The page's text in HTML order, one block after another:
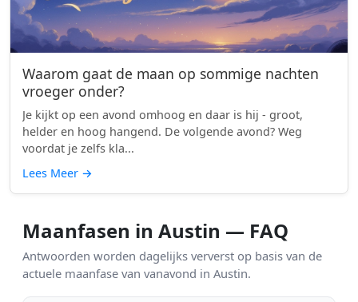
Waarom gaat de maan op sommige nachten
vroeger onder?
Je kijkt op een avond omhoog en daar is hij - groot,
helder en hoog hangend. De volgende avond? Weg
voordat je zelfs kla...
Lees Meer →
Maanfasen in Austin — FAQ
Antwoorden worden dagelijks ververst op basis van de
actuele maanfase van vanavond in Austin.